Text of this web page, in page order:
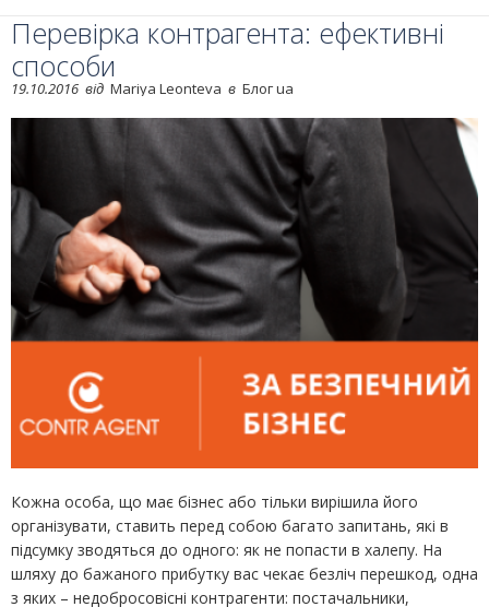
Перевірка контрагента: ефективні
способи
19.10.2016 від Mariya Leonteva в Блог ua
Кожна особа, що має бізнес або тільки вирішила його
організувати, ставить перед собою багато запитань, які в
підсумку зводяться до одного: як не попасти в халепу. На
шляху до бажаного прибутку вас чекає безліч перешкод, одна
з яких – недобросовісні контрагенти: постачальники,